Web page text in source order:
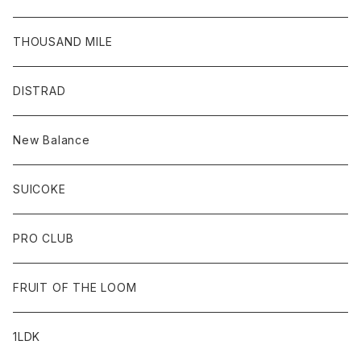
THOUSAND MILE
DISTRAD
New Balance
SUICOKE
PRO CLUB
FRUIT OF THE LOOM
1LDK